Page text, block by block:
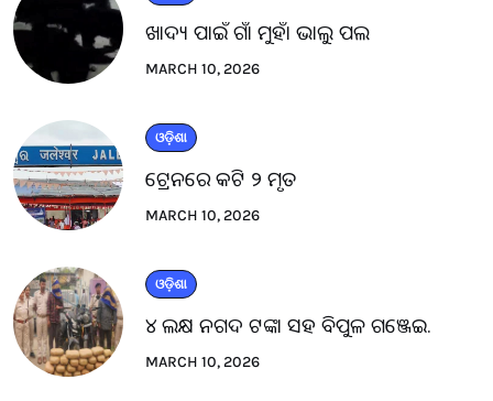
ଖାଦ୍ୟ ପାଇଁ ଗାଁ ମୁହାଁ ଭାଲୁ ପଲ
MARCH 10, 2026
ଓଡ଼ିଶା
ଟ୍ରେନରେ କଟି ୨ ମୃତ
MARCH 10, 2026
ଓଡ଼ିଶା
୪ ଲକ୍ଷ ନଗଦ ଟଙ୍କା ସହ ବିପୁଳ ଗଞ୍ଜେଇ.
MARCH 10, 2026